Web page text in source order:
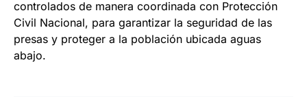
controlados de manera coordinada con Protección
Civil Nacional, para garantizar la seguridad de las
presas y proteger a la población ubicada aguas
abajo.